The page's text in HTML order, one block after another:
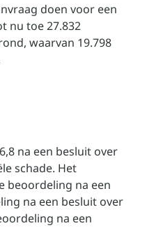
doen voor een
nu toe 27.832
waarvan 19.798
na een besluit over
schade. Het
beoordeling na een
na een besluit over
na een